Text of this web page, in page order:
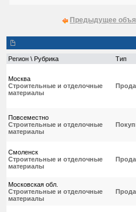
Предыдущее
Регион \ Рубрика Тип
Москва
Строительные и отделочные
материалы
Повсеместно
Строительные и отделочные
материалы
Смоленск
Строительные и отделочные
материалы
Московская обл.
Строительные и отделочные
материалы